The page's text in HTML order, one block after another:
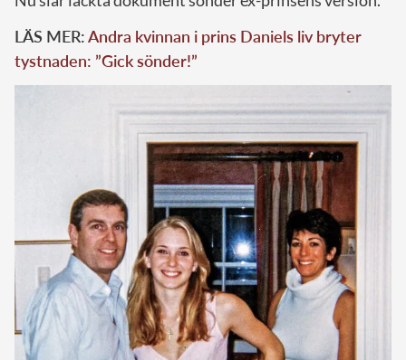
LÄS MER:Andra kvinnan i prins Daniels liv bryter
tystnaden: ”Gick sönder!”